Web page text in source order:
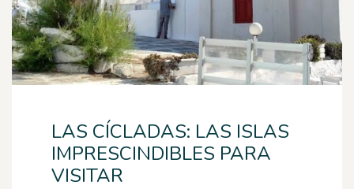
LAS CÍCLADAS: LAS ISLAS
IMPRESCINDIBLES PARA
VISITAR